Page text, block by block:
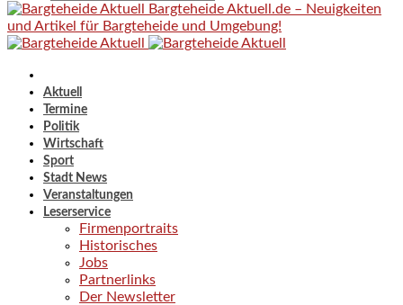
Bargteheide Aktuell.de – Neuigkeiten
und Artikel für Bargteheide und Umgebung!
Aktuell
Termine
Politik
Wirtschaft
Sport
Stadt News
Veranstaltungen
Leserservice
Firmenportraits
Historisches
Jobs
Partnerlinks
Der Newsletter